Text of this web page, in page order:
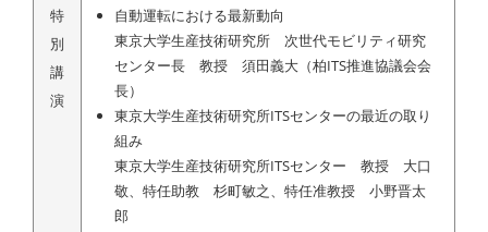
特
別
講
演
自動運転における最新動向
東京大学生産技術研究所 次世代モビリティ研究
センター長 教授 須田義大（柏ITS推進協議会会
長）
東京大学生産技術研究所ITSセンターの最近の取り
組み
東京大学生産技術研究所ITSセンター 教授 大口
敬、特任助教 杉町敏之、特任准教授 小野晋太
郎